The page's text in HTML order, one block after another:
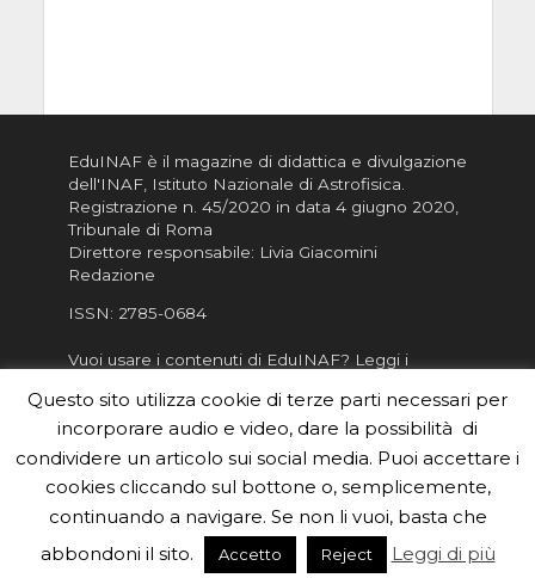
EduINAF è il magazine di didattica e divulgazione
dell'INAF, Istituto Nazionale di Astrofisica
Registrazione n. 45/2020 in data 4 giugno 2020,
Tribunale di Roma
Direttore responsabile: Livia Giacomini
Redazione
ISSN: 2785-0684
Vuoi usare i contenuti di EduINAF? Leggi i
Informativa sulla Privacy
Informatva sui Cookie
Per la rubrica de l'Astronomo risponde, per
inviarci le tue foto o i tuoi contributi, scrivici a
redazione.edu [chiocciola] inaf.it oppure
il form
Questo sito utilizza cookie di terze parti necessari per
incorporare audio e video, dare la possibilità di
condividere un articolo sui social media. Puoi accettare i
cookies cliccando sul bottone o, semplicemente,
continuando a navigare. Se non li vuoi, basta che
abbondoni il sito.
Accetto Reject Leggi di più